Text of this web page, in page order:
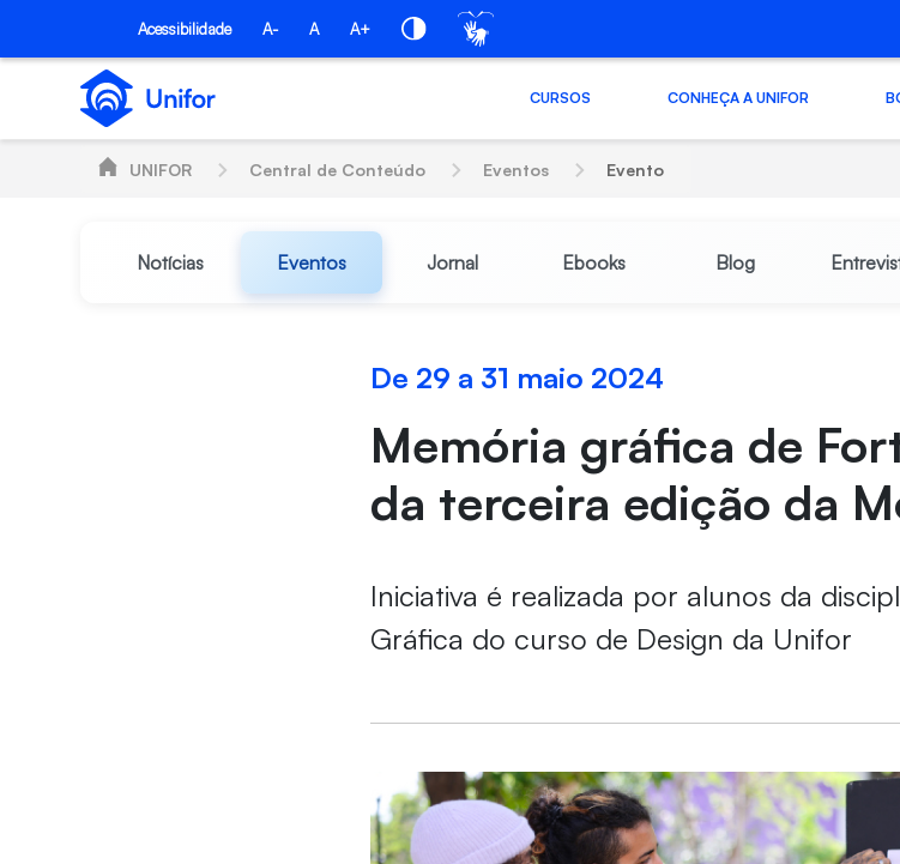
Pular para o Conteúdo principal
Acessibilidade A- A A+
CURSOS CONHEÇA A UNIFOR
UNIFOR Central de Conteúdo Eventos Evento
Notícias Eventos Jornal Ebooks Blog
De 29 a 31 maio 2024
Memória gráfica de
da terceira edição da
Iniciativa é realizada por alunos da
Gráfica do curso de Design da Unifor